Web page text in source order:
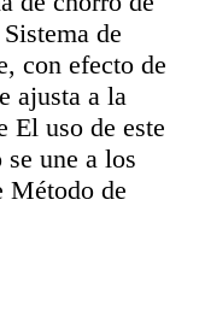
Sistema de
con efecto de
ajusta a la
El uso de este
une a los
Método de